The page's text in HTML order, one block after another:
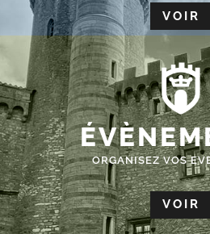
VOIR
ORGANISEZ VOS
VOIR